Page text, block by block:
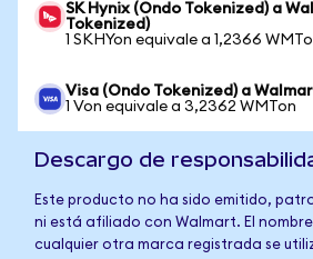
SK Hynix (Ondo Tokenized) a
Tokenized)
1 SKHYon equivale a 1,2366
Visa (Ondo Tokenized) a
1 Von equivale a 3,2362 WMTon
Descargo de
Este producto no ha sido emitido,
ni está afiliado con Walmart. El
cualquier otra marca registrada se